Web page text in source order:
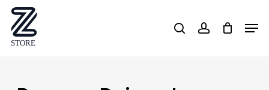
Skip
main
searchaccountClose